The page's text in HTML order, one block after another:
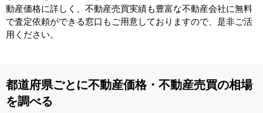
動産価格に詳しく、不動産売買実績も豊富な不動産会社に無料
で査定依頼ができる窓口もご用意しておりますので、是非ご活
用ください。
都道府県ごとに不動産価格・不動産売買の相場
を調べる